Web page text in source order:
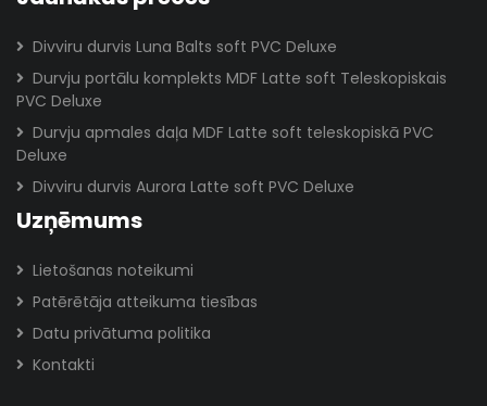
Divviru durvis Luna Balts soft PVC Deluxe
Durvju portālu komplekts MDF Latte soft Teleskopiskais
PVC Deluxe
Durvju apmales daļa MDF Latte soft teleskopiskā PVC
Deluxe
Divviru durvis Aurora Latte soft PVC Deluxe
Uzņēmums
Lietošanas noteikumi
Patērētāja atteikuma tiesības
Datu privātuma politika
Kontakti